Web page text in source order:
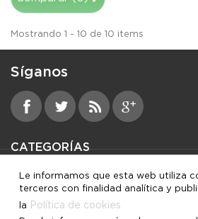
Mostrando 1 - 10 de 10 items
Síganos
CATEGORÍAS
INFORMACIÓN
Le informamos que esta web utiliza
terceros con finalidad analítica y
la Política de cookies